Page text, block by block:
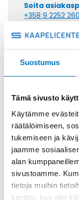
Suostumus
Tämä sivusto
Käytämme
räätälöimiseen,
tukemiseen ja
jaamme
alan
sivustoamme.
tietoja muihin
kerätty, kun olet
Soita
+358 9 2252 260
Tai lähetä